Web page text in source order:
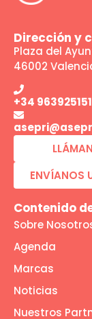
Dirección y
Plaza del
46002
+34 963925151
ENVÍANOS
Contenido
Sobre
Agenda
Marcas
Noticias
Nuestros